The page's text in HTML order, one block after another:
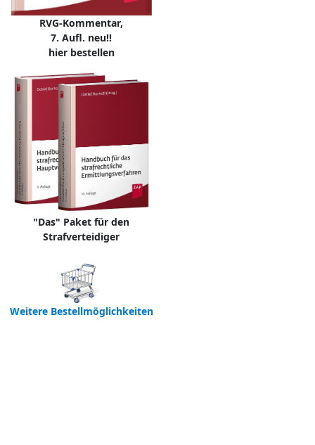
RVG-Kommentar,
7. Aufl. neu!!
hier bestellen
"Das" Paket für den
Strafverteidiger
Weitere Bestellmöglichkeiten